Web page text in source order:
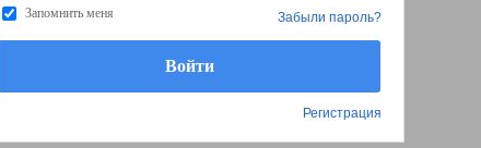
Запомнить меня
Регистрация
Забыли пароль?